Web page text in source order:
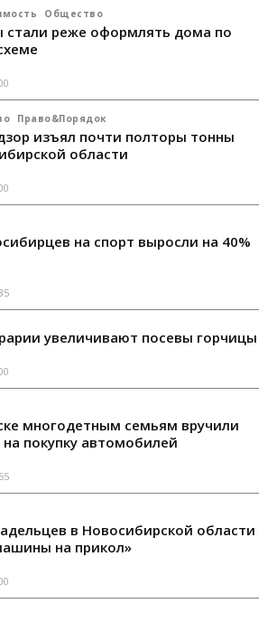
Общество
стали реже оформлять дома по
Право&Порядок
изъял почти полторы тонны
области
на спорт выросли на 40%
увеличивают посевы горчицы
многодетным семьям вручили
покупку автомобилей
в Новосибирской области
на прикол»